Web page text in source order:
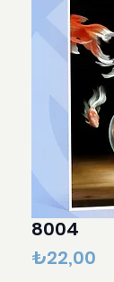
8004
₺22,00